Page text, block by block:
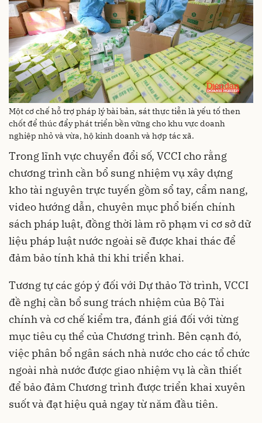
Một cơ chế hỗ trợ pháp lý bài bản, sát thực tiễn là yếu tố then
chốt để thúc đẩy phát triển bền vững cho khu vực doanh
nghiệp nhỏ và vừa, hộ kinh doanh và hợp tác xã.
Trong lĩnh vực chuyển đổi số, VCCI cho rằng
chương trình cần bổ sung nhiệm vụ xây dựng
kho tài nguyên trực tuyến gồm sổ tay, cẩm nang,
video hướng dẫn, chuyên mục phổ biến chính
sách pháp luật, đồng thời làm rõ phạm vi cơ sở dữ
liệu pháp luật nước ngoài sẽ được khai thác để
đảm bảo tính khả thi khi triển khai.
Tương tự các góp ý đối với Dự thảo Tờ trình, VCCI
đề nghị cần bổ sung trách nhiệm của Bộ Tài
chính và cơ chế kiểm tra, đánh giá đối với từng
mục tiêu cụ thể của Chương trình. Bên cạnh đó,
việc phân bổ ngân sách nhà nước cho các tổ chức
ngoài nhà nước được giao nhiệm vụ là cần thiết
để bảo đảm Chương trình được triển khai xuyên
suốt và đạt hiệu quả ngay từ năm đầu tiên.